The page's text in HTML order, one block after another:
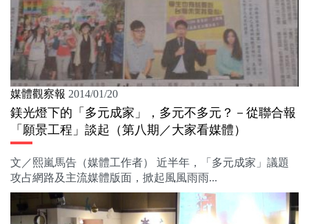
媒體觀察報 2014/01/20
鎂光燈下的「多元成家」，多元不多元？－從聯合報
「願景工程」談起（第八期／大家看媒體）
文／熙嵐馬告（媒體工作者） 近半年，「多元成家」議題
攻占網路及主流媒體版面，掀起風風雨雨...